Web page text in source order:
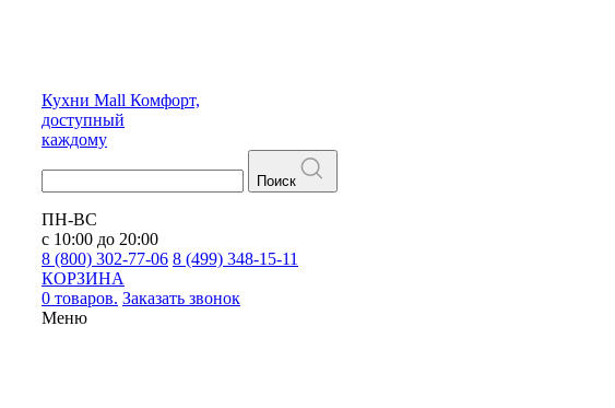
Кухни Mall Комфорт,
доступный
каждому
Поиск
ПН-ВС
с 10:00 до 20:00
8 (800) 302-77-06 8 (499) 348-15-11
КОРЗИНА
0 товаров. Заказать звонок
Меню